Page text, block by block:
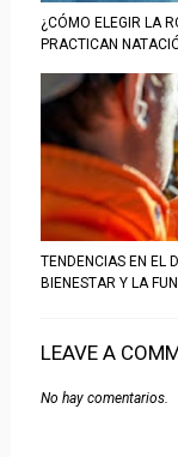
¿CÓMO ELEGIR LA
PRACTICAN
TENDENCIAS EN EL
BIENESTAR Y LA
LEAVE A
No hay comentarios.